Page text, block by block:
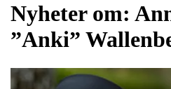
Nyheter om:
”Anki”